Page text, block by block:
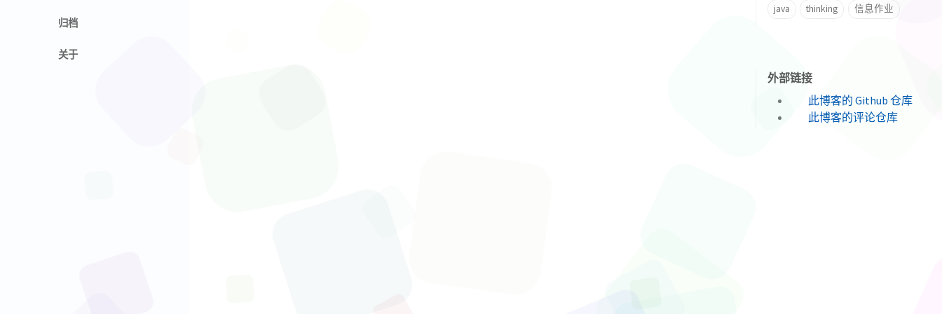
归档
关于
java thinking 信息作业
外部链接
此博客的 Github 仓库
此博客的评论仓库